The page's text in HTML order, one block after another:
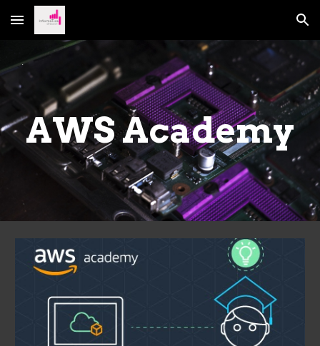
Skip to main content Skip to navigation
AWS Academy